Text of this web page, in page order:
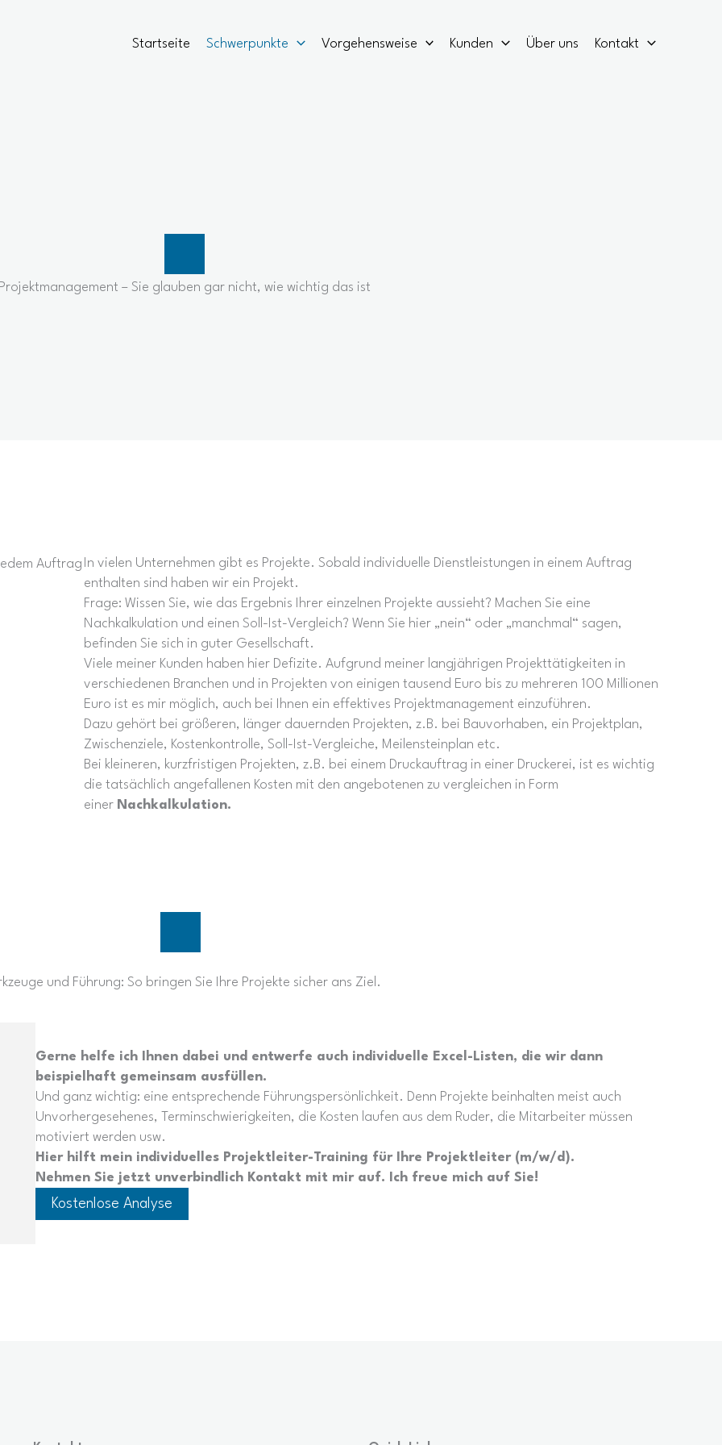
Startseite Schwerpunkte Vorgehensweise Kunden Über uns Kontakt
– Sie glauben gar nicht, wie wichtig das ist
Auftrag In vielen Unternehmen gibt es Projekte. Sobald individuelle Dienstleistungen in einem Auftrag
enthalten sind haben wir ein Projekt.
Frage: Wissen Sie, wie das Ergebnis Ihrer einzelnen Projekte aussieht? Machen Sie eine
Nachkalkulation und einen Soll-Ist-Vergleich? Wenn Sie hier „nein“ oder „manchmal“ sagen,
befinden Sie sich in guter Gesellschaft.
Viele meiner Kunden haben hier Defizite. Aufgrund meiner langjährigen Projekttätigkeiten in
verschiedenen Branchen und in Projekten von einigen tausend Euro bis zu mehreren 100 Millionen
Euro ist es mir möglich, auch bei Ihnen ein effektives Projektmanagement einzuführen.
Dazu gehört bei größeren, länger dauernden Projekten, z.B. bei Bauvorhaben, ein Projektplan,
Zwischenziele, Kostenkontrolle, Soll-Ist-Vergleiche, Meilensteinplan etc.
Bei kleineren, kurzfristigen Projekten, z.B. bei einem Druckauftrag in einer Druckerei, ist es wichtig
die tatsächlich angefallenen Kosten mit den angebotenen zu vergleichen in Form
einer Nachkalkulation.
und Führung: So bringen Sie Ihre Projekte sicher ans Ziel.
Gerne helfe ich Ihnen dabei und entwerfe auch individuelle Excel-Listen, die wir dann
beispielhaft gemeinsam ausfüllen.
Und ganz wichtig: eine entsprechende Führungspersönlichkeit. Denn Projekte beinhalten meist auch
Unvorhergesehenes, Terminschwierigkeiten, die Kosten laufen aus dem Ruder, die Mitarbeiter müssen
motiviert werden usw.
Hier hilft mein individuelles Projektleiter-Training für Ihre Projektleiter (m/w/d).
Nehmen Sie jetzt unverbindlich Kontakt mit mir auf. Ich freue mich auf Sie!
Kostenlose Analyse